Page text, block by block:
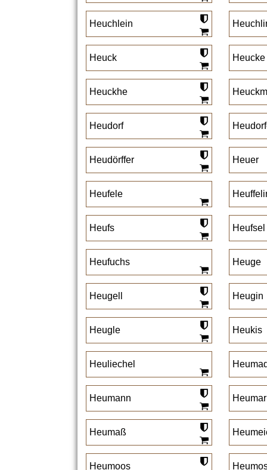
Heuchlein
Heuck Heucke
Heuckhe
Heudorf
Heudörffer Heuer
Heufele
Heufs Heufsel
Heufuchs Heuge
Heugell Heugin
Heugle Heukis
Heuliechel
Heumann
Heumaß
Heumoos